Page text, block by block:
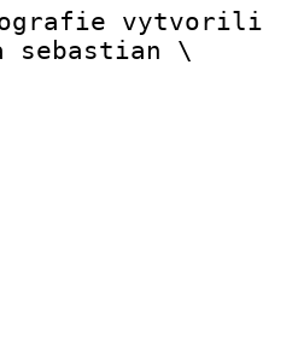
vytvorili
sebastian \